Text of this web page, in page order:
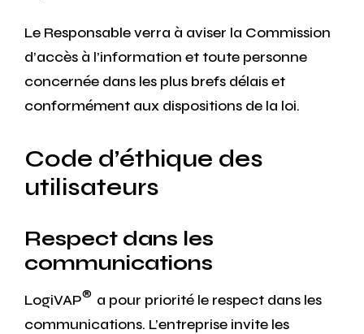
Le Responsable verra à aviser la Commission
d’accès à l’information et toute personne
concernée dans les plus brefs délais et
conformément aux dispositions de la loi.
Code d’éthique des
utilisateurs
Respect dans les
communications
LogiVAP® a pour priorité le respect dans les
communications. L’entreprise invite les